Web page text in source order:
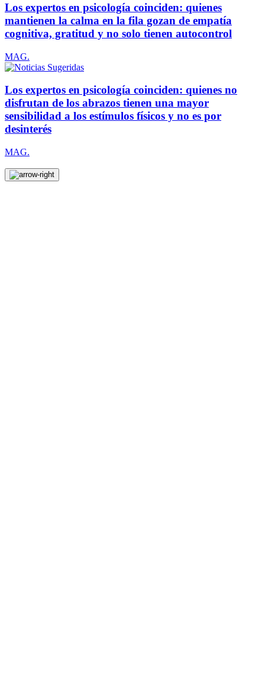
Los expertos en psicología coinciden: quienes
mantienen la calma en la fila gozan de empatía
cognitiva, gratitud y no solo tienen autocontrol
MAG.
Los expertos en psicología coinciden: quienes no
disfrutan de los abrazos tienen una mayor
sensibilidad a los estímulos físicos y no es por
desinterés
MAG.